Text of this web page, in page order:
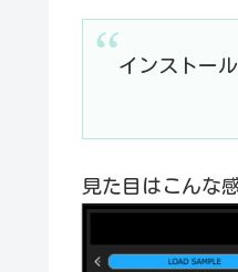
インストー
見た目はこんな感